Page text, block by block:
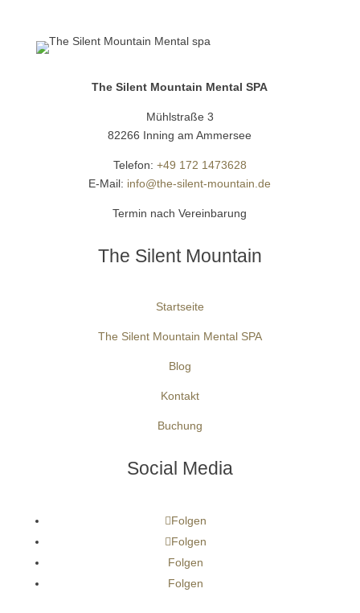
The Silent Mountain Mental SPA
Mühlstraße 3
82266 Inning am Ammersee
Telefon: +49 172 1473628
E-Mail: info@the-silent-mountain.de
Termin nach Vereinbarung
The Silent Mountain
Startseite
The Silent Mountain Mental SPA
Blog
Kontakt
Buchung
Social Media
Folgen
Folgen
Folgen
Folgen